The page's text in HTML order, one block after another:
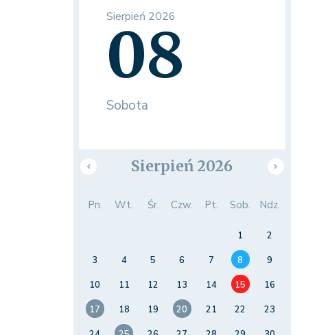
Sierpień 2026
08
Sobota
Sierpień 2026
Pn. Wt. Śr. Czw. Pt. Sob. Ndz.
1
2
3
4 5 6 7 8
9
10
11 12 13 14 15
16
17
18 19 20 21 22
23